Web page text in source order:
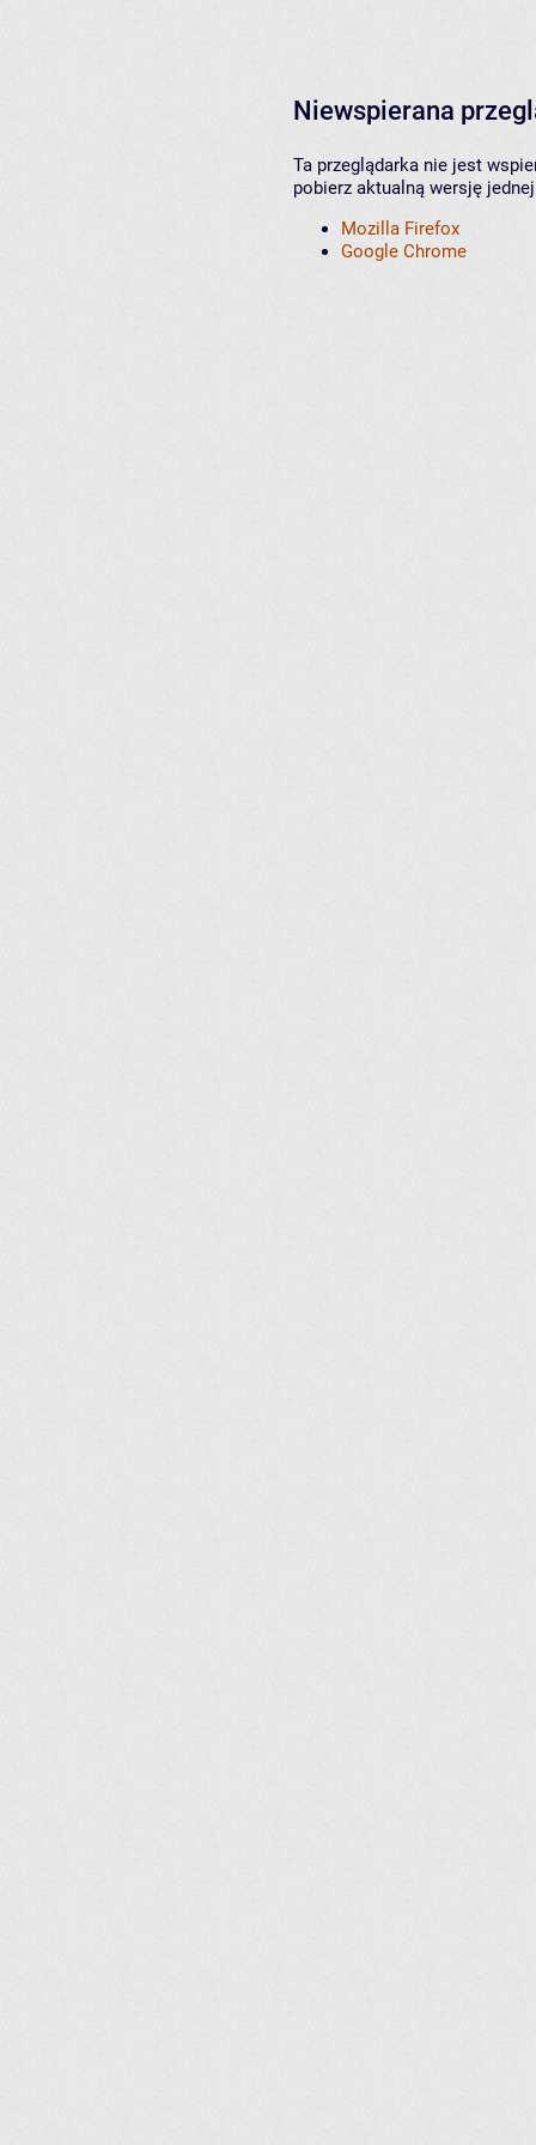
Niewspierana
Ta przeglądarka nie jest
pobierz aktualną wersję
Mozilla Firefox
Google Chrome